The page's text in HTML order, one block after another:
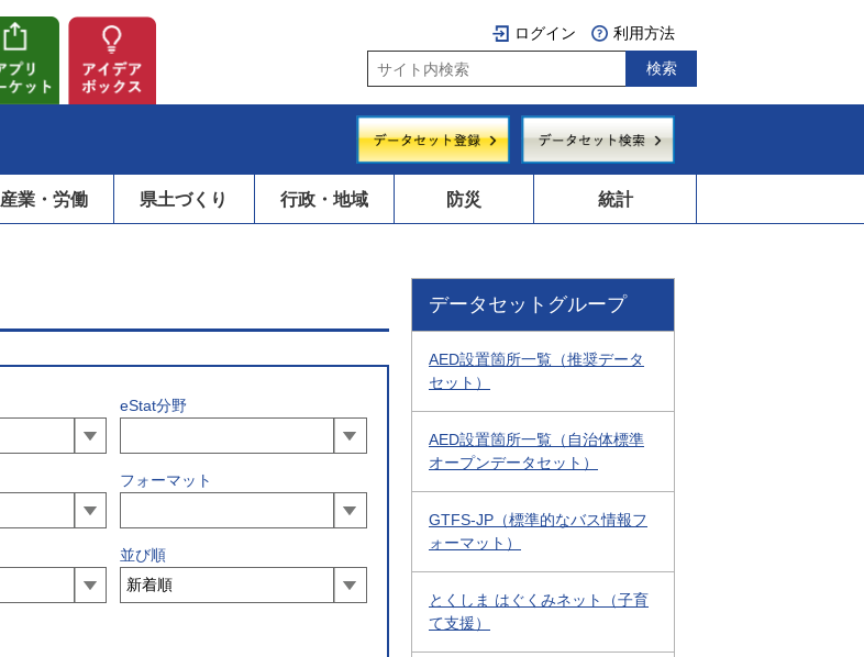
ログイン 利用方法
産業・労働 県土づくり 行政・地域 防災 統計
eStat分野
フォーマット
並び順
データセットグループ
AED設置箇所一覧（推奨データ
セット）
AED設置箇所一覧（自治体標準
オープンデータセット）
GTFS-JP（標準的なバス情報フ
ォーマット）
とくしま はぐくみネット（子育
て支援）